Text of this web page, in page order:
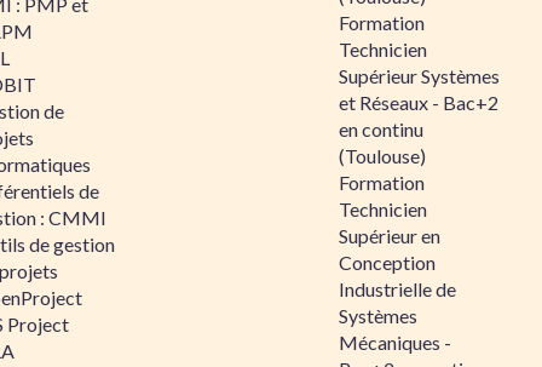
de
de
: CMMI
de gestion
Project
Formation
Technicien
Supérieur Systèmes
et Réseaux - Bac+2
en continu
(Toulouse)
Formation
Technicien
Supérieur en
Conception
Industrielle de
Systèmes
Mécaniques -